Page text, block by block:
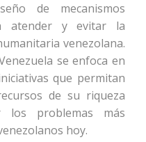
de mecanismos
atender y evitar la
venezolana.
se enfoca en
que permitan
de su riqueza
los problemas más
hoy.